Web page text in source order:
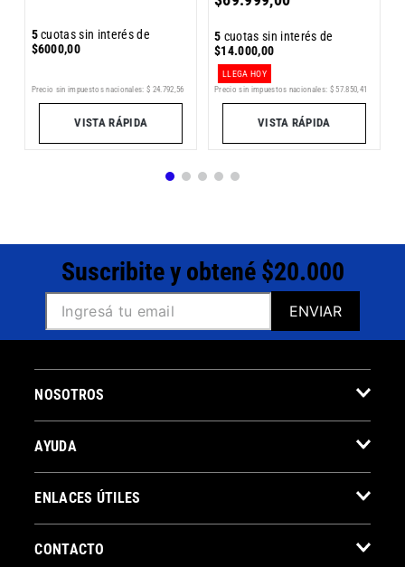
5cuotas sin interés de
$6000,00
Precio sin impuestos nacionales: $ 24 792 56
VISTA RÁPIDA
5 cuotas sin interés de
$14.000,00
LLEGA HOY
Precio sin impuestos nacionales: $ 57.850 41
VISTA RÁPIDA
Suscribite y obtené $20.000
ENVIAR
NOSOTROS
AYUDA
ENLACES ÚTILES
CONTACTO